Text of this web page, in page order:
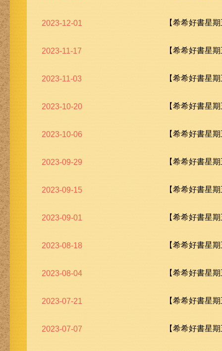
2023-12-01 【希希好書星
2023-11-17 【希希好書星
2023-11-03 【希希好書星
2023-10-20 【希希好書星
2023-10-06 【希希好書星
2023-09-29 【希希好書星
2023-09-15 【希希好書星
2023-09-01 【希希好書星
2023-08-18 【希希好書星
2023-08-04 【希希好書星
2023-07-21 【希希好書星
2023-07-07 【希希好書星